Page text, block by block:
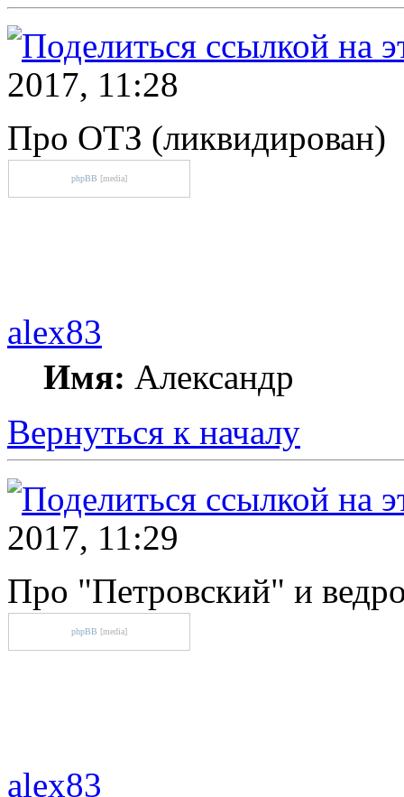
2017, 11:28
Про ОТЗ (ликвидирован)
phpBB [media]
alex83
Имя: Александр
Вернуться к началу
2017, 11:29
Про "Петровский" и
phpBB [media]
alex83